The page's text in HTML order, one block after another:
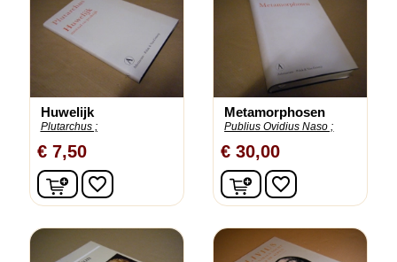
Huwelijk
Plutarchus ;
€ 7,50
In winkelwagen
favorite_border
Metamorphosen
Publius Ovidius Naso ;
€ 30,00
In winkelwagen
favorite_border